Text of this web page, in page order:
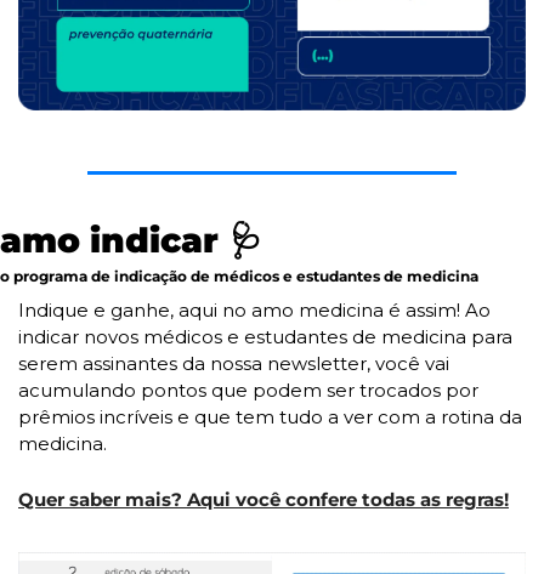
amo indicar 🩺
o programa de indicação de médicos e estudantes de medicina
Indique e ganhe, aqui no amo medicina é assim! Ao
indicar novos médicos e estudantes de medicina para
serem assinantes da nossa newsletter, você vai
acumulando pontos que podem ser trocados por
prêmios incríveis e que tem tudo a ver com a rotina da
medicina.
Quer saber mais? Aqui você confere todas as regras!